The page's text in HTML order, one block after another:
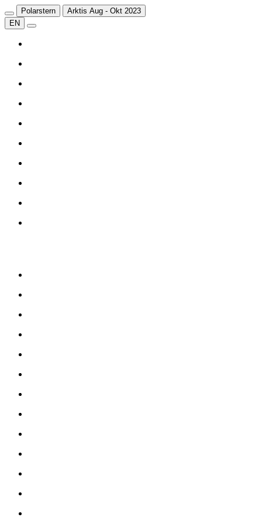
Polarstern
Arktis Aug - Okt 2023
EN